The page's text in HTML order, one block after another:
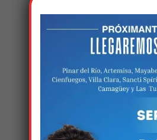
Estamos
nisso!
Em breve, esta